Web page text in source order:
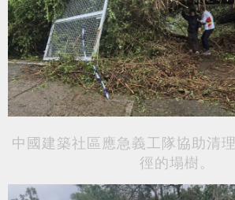
中國建築社區應急義工隊協助清理
徑的塌樹。